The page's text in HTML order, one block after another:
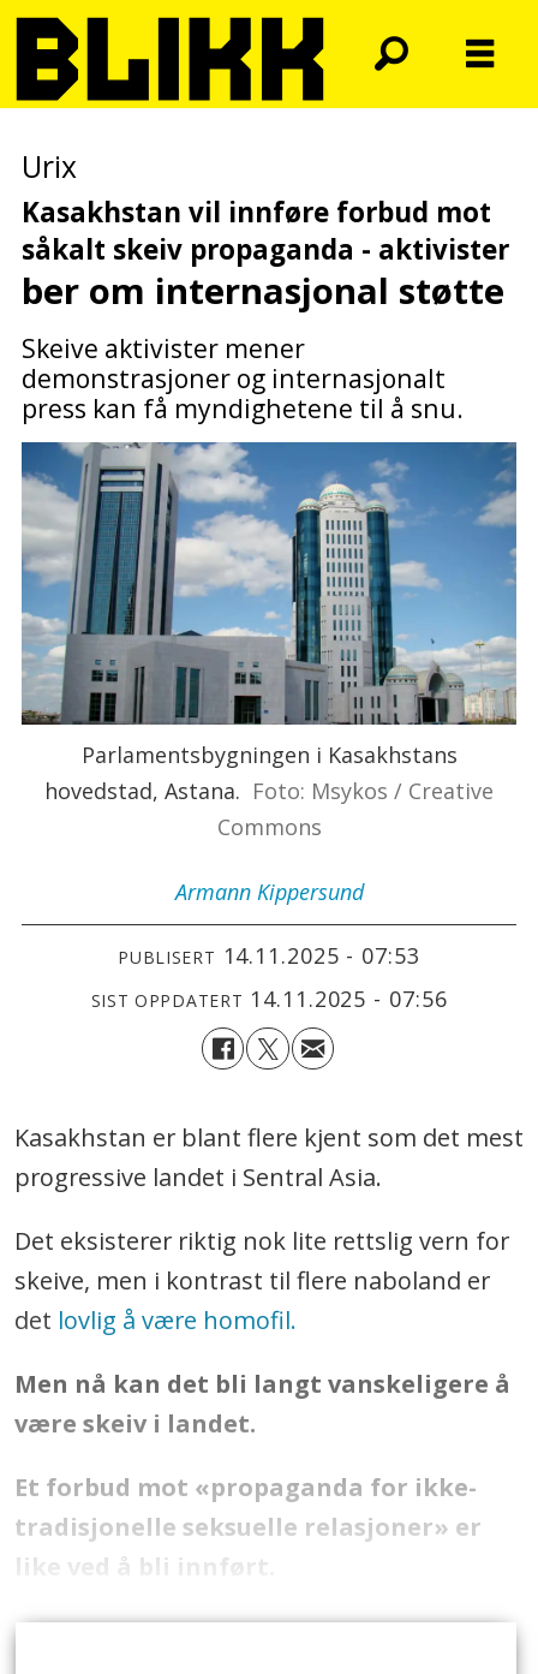
Urix
Kasakhstan vil innføre forbud mot
såkalt skeiv propaganda - aktivister
ber om internasjonal støtte
Skeive aktivister mener
demonstrasjoner og internasjonalt
press kan få myndighetene til å snu.
Parlamentsbygningen i Kasakhstans
hovedstad, Astana. Foto: Msykos / Creative
Commons
Armann Kippersund
PUBLISERT 14.11.2025 - 07:53
SIST OPPDATERT 14.11.2025 - 07:56
Kasakhstan er blant flere kjent som det mest
progressive landet i Sentral Asia.
Det eksisterer riktig nok lite rettslig vern for
skeive, men i kontrast til flere naboland er
det lovlig å være homofil.
Men nå kan det bli langt vanskeligere å
være skeiv i landet.
Et forbud mot «propaganda for ikke-
tradisjonelle seksuelle relasjoner» er
like ved å bli innført.